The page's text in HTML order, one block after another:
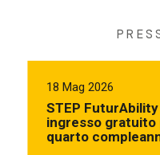
18 Mag 2026
STEP
ingresso
quarto